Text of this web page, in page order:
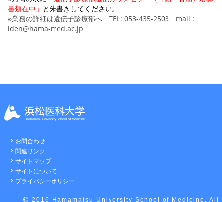
書類在中」 と朱書きしてください。
※業務の詳細は遺伝子診療部へ TEL: 053-435-2503 mail :
iden@hama-med.ac.jp
お問合わせ
関連リンク
サイトマップ
サイトについて
プライバシーポリシー
2016 Hamamatsu University School of Medicine. All